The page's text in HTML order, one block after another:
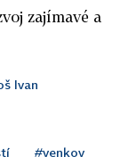
zajímavé a
Ivan
#venkov